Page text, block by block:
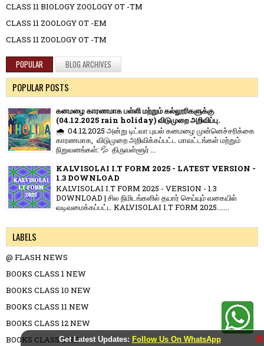
Get Latest Updates: Follow Us On WhatsApp X
CLASS 11 BIOLOGY ZOOLOGY OT -TM
CLASS 11 ZOOLOGY OT -EM
CLASS 11 ZOOLOGY OT -TM
POPULAR BLOG ARCHIVES
POPULAR POSTS
கனமழை காரணமாக பள்ளி மற்றும் கல்லூரிகளுக்கு
(04.12.2025 rain holiday) விடுமுறை அறிவிப்பு.
🌧️ 04.12.2025 அன்று டிட்வா புயல் கனமழை முன்னெச்சரிக்கை
காரணமாக, விடுமுறை அறிவிக்கப்பட்ட மாவட்டங்கள் மற்றும்
நிறுவனங்கள்: 💦 திருவள்ளூர் ...
KALVISOLAI I.T FORM 2025 - LATEST VERSION -
1.3 DOWNLOAD
KALVISOLAI I.T FORM 2025 - VERSION - 1.3
DOWNLOAD | சில நிமிடங்களில் தயார் செய்யும் வகையில்
வடிவமைக்கப்பட்ட KALVISOLAI I.T FORM 2025.......
LABELS
@ FLASH NEWS
BOOKS CLASS 1 NEW
BOOKS CLASS 10 NEW
BOOKS CLASS 11 NEW
BOOKS CLASS 12 NEW
BOOKS CLASS 2 NEW